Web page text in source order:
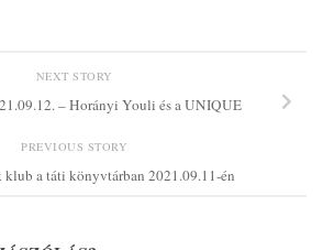
NEXT STORY
– Horányi Youli és a UNIQUE
PREVIOUS STORY
klub a táti könyvtárban 2021.09.11-én